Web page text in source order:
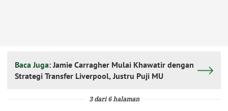
Baca Juga:Jamie Carragher Mulai Khawatir dengan
Strategi Transfer Liverpool, Justru Puji MU
3 dari 6 halaman